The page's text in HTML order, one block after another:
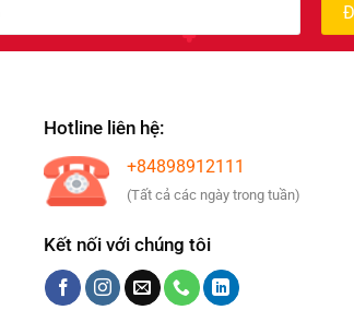
Hotline liên hệ:
+84898912111
(Tất cả các ngày trong tuần)
Kết nối với chúng tôi